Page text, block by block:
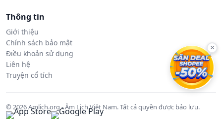
Thông tin
Giới thiệu
Chính sách bảo mật
Điều khoản sử dụng
Liên hệ
Truyện cổ tích
© 2026 Amlich.org - Âm Lịch Việt Nam. Tất cả quyền được bảo lưu.
×